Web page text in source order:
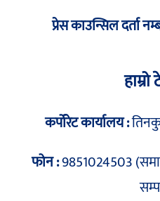
प्रेस काउन्सिल दर्ता
कर्पोरेट कार्यालय :
फोन :9851024503